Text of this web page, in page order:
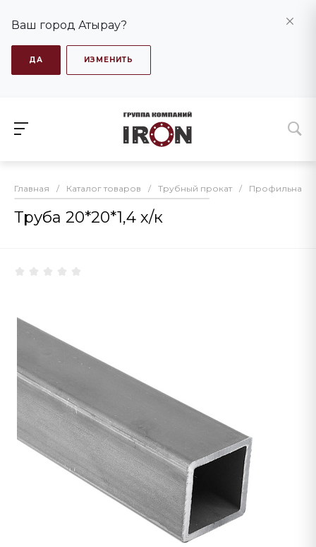
Ваш город Атырау?
ДА ИЗМЕНИТЬ
Главная / Каталог товаров / Трубный прокат / Профильная
Труба 20*20*1,4 х/к